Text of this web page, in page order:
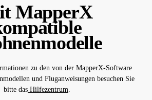
MapperX
zu den von der MapperX-Software
und Fluganweisungen besuchen Sie
bitte dasHilfezentrum